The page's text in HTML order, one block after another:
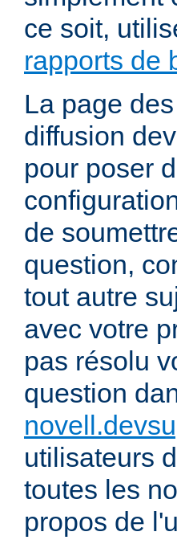
ce soit,
rapports de
La page
diffusion
pour poser
de
question,
tout autre
avec votre
pas résolu
question
utilisateurs
toutes les
propos de